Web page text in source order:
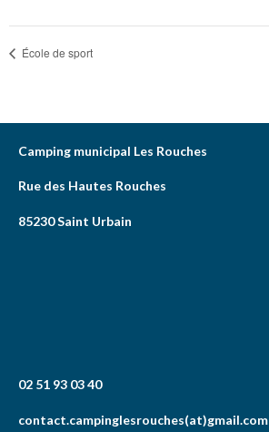
École de sport
Camping municipal Les Rouches
Rue des Hautes Rouches
85230 Saint Urbain
02 51 93 03 40
contact.campinglesrouches(at)gmail.com